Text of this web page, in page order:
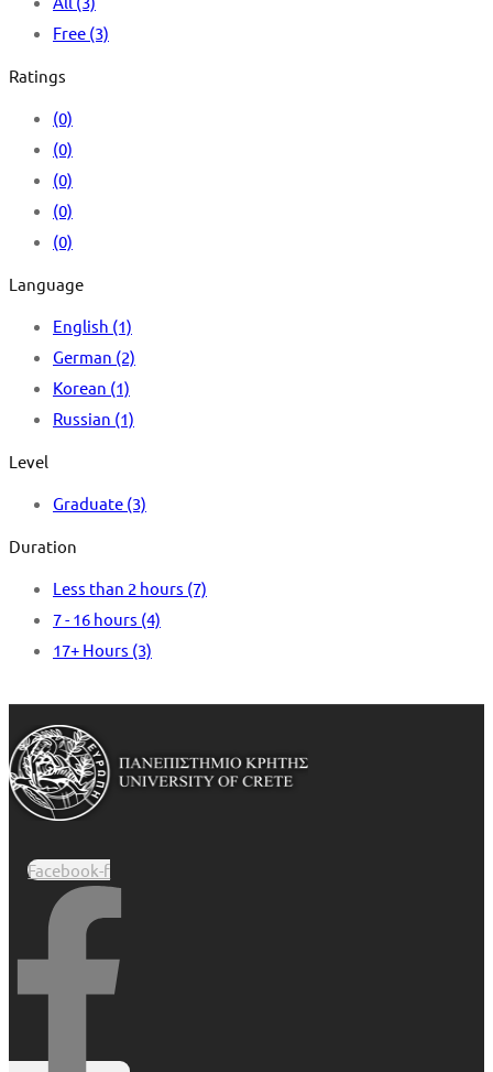
Free (3)
Ratings
(0)
(0)
(0)
(0)
(0)
Language
English (1)
German (2)
Korean (1)
Russian (1)
Level
Graduate (3)
Duration
Less than 2 hours (7)
7 - 16 hours (4)
17+ Hours (3)
Facebook-f